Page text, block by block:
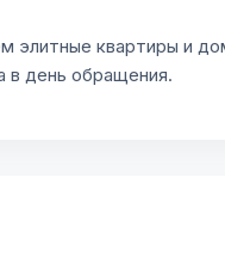
квартиры и
в день обращения.